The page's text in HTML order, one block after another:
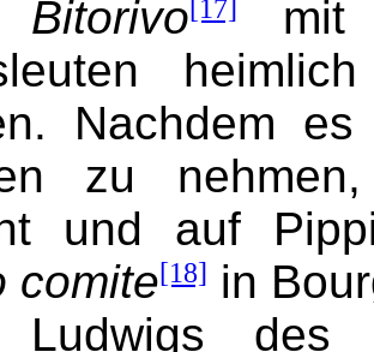
Bitorivo[17]
mit
Nachdem
zu
und auf
comite[18] in
Ludwigs des